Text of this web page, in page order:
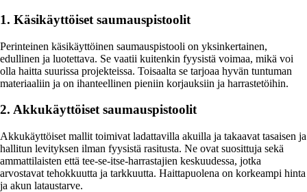
1. Käsikäyttöiset saumauspistoolit
Perinteinen käsikäyttöinen saumauspistooli on yksinkertainen,
edullinen ja luotettava. Se vaatii kuitenkin fyysistä voimaa, mikä voi
olla haitta suurissa projekteissa. Toisaalta se tarjoaa hyvän tuntuman
materiaaliin ja on ihanteellinen pieniin korjauksiin ja harrastetöihin.
2. Akkukäyttöiset saumauspistoolit
Akkukäyttöiset mallit toimivat ladattavilla akuilla ja takaavat tasaisen ja
hallitun levityksen ilman fyysistä rasitusta. Ne ovat suosittuja sekä
ammattilaisten että tee-se-itse-harrastajien keskuudessa, jotka
arvostavat tehokkuutta ja tarkkuutta. Haittapuolena on korkeampi hinta
ja akun lataustarve.